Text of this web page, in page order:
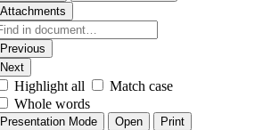
Attachments
Previous
Next
Highlight all
Match case
Whole words
Presentation Mode Open
Print